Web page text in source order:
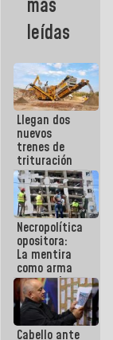
más
leídas
Llegan dos
nuevos
trenes de
trituración
para
optimizar
manejo de
escombros
en La Guaira
Necropolítica
opositora:
La mentira
como arma
contra el
Pueblo
Cabello ante